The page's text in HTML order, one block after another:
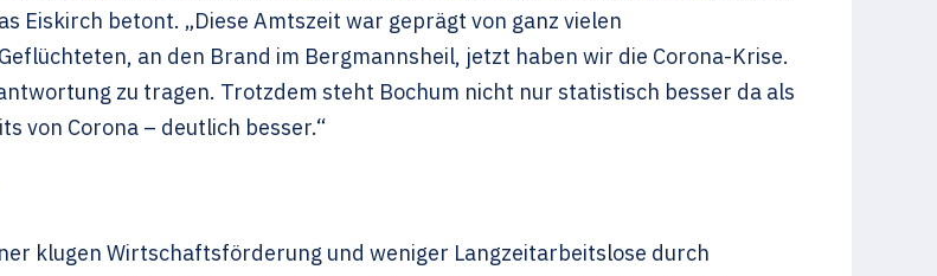
Eiskirch betont. „Diese Amtszeit war geprägt von ganz vielen
an den Brand im Bergmannsheil, jetzt haben wir die Corona-Krise.
zu tragen. Trotzdem steht Bochum nicht nur statistisch besser da als
von Corona – deutlich besser.“
klugen Wirtschaftsförderung und weniger Langzeitarbeitslose durch